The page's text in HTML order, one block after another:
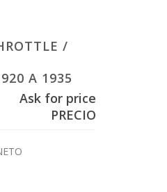
/
A 1935
Ask for price
PRECIO